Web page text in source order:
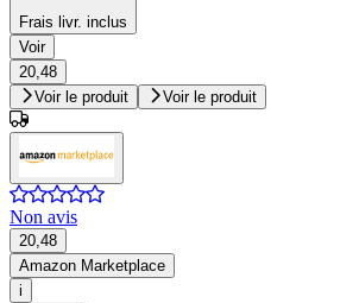
Frais livr. inclus
Voir
20,48
Voir le produit
Voir le produit
Non avis
20,48
Amazon Marketplace
i